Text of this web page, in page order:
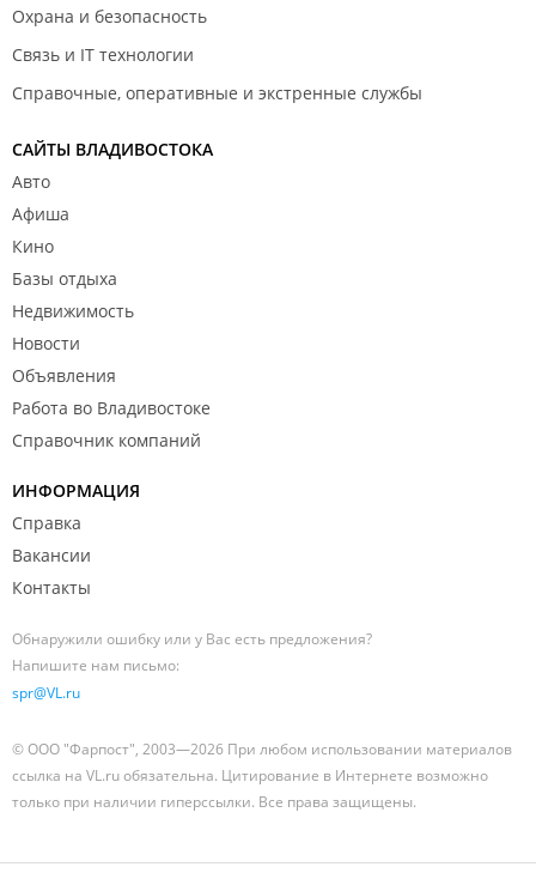
Охрана и безопасность
Связь и IT технологии
Справочные, оперативные и экстренные службы
САЙТЫ ВЛАДИВОСТОКА
Авто
Афиша
Кино
Базы отдыха
Недвижимость
Новости
Объявления
Работа во Владивостоке
Справочник компаний
ИНФОРМАЦИЯ
Справка
Вакансии
Контакты
Обнаружили ошибку или у Вас есть предложения?
Напишите нам письмо:
spr@VL.ru
© ООО "Фарпост", 2003—2026 При любом использовании материалов
ссылка на VL.ru обязательна. Цитирование в Интернете возможно
только при наличии гиперссылки. Все права защищены.